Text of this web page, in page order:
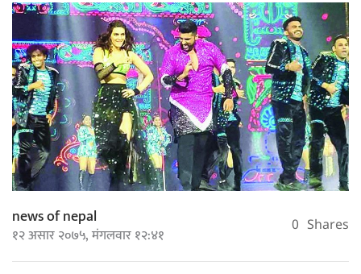
news of nepal
१२ असार २०७५, मंगलवार १२:४१ 0 Shares